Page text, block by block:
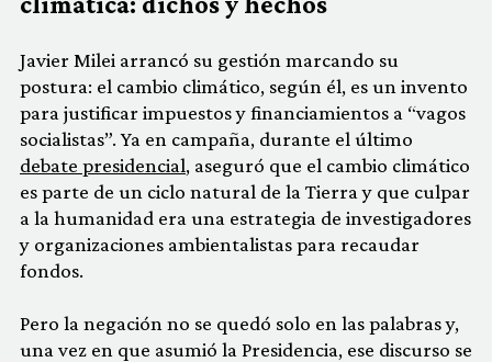
Javier Milei arrancó su gestión marcando su
postura: el cambio climático, según él, es un invento
para justificar impuestos y financiamientos a “vagos
socialistas”. Ya en campaña, durante el último
debate presidencial, aseguró que el cambio climático
es parte de un ciclo natural de la Tierra y que culpar
a la humanidad era una estrategia de investigadores
y organizaciones ambientalistas para recaudar
fondos.
Pero la negación no se quedó solo en las palabras y,
una vez en que asumió la Presidencia, ese discurso se